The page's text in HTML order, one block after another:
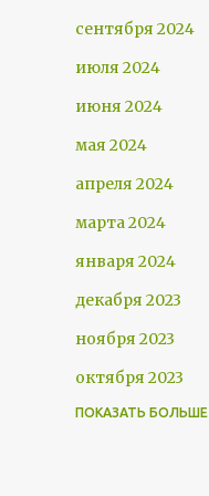
сентября 2024
июля 2024
июня 2024
мая 2024
апреля 2024
марта 2024
января 2024
декабря 2023
ноября 2023
октября 2023
августа 2023
ПОКАЗАТЬ БОЛЬШЕ